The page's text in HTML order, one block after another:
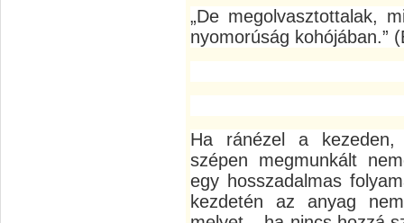
„De megolvasztottalak,
nyomorúság kohójában.”
Ha ránézel a
szépen megmunkált
egy hosszadalmas
kezdetén az anyag